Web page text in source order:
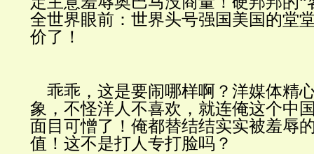
全世界眼前：世界头号强国美国的堂
价了！
乖乖，这是要闹哪样啊？洋媒体精
象，不怪洋人不喜欢，就连俺这个中
面目可憎了！俺都替结结实实被羞辱
值！这不是打人专打脸吗？